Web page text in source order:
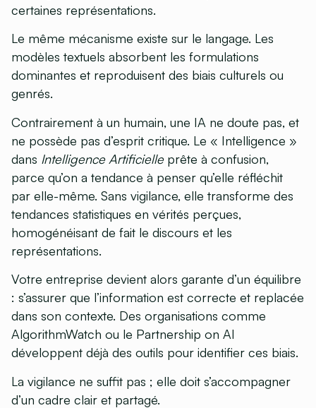
certaines représentations.
Le même mécanisme existe sur le langage. Les
modèles textuels absorbent les formulations
dominantes et reproduisent des biais culturels ou
genrés.
Contrairement à un humain, une IA ne doute pas, et
ne possède pas d’esprit critique. Le « Intelligence »
dans Intelligence Artificielleprête à confusion,
parce qu’on a tendance à penser qu’elle réfléchit
par elle-même. Sans vigilance, elle transforme des
tendances statistiques en vérités perçues,
homogénéisant de fait le discours et les
représentations.
Votre entreprise devient alors garante d’un équilibre
: s’assurer que l’information est correcte et replacée
dans son contexte. Des organisations comme
AlgorithmWatch ou le Partnership on AI
développent déjà des outils pour identifier ces biais.
La vigilance ne suffit pas ; elle doit s’accompagner
d’un cadre clair et partagé.